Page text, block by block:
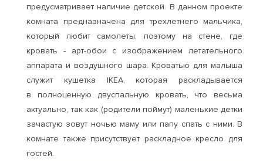
предусматривает наличие детской. В данном проекте
комната предназначена для трехлетнего мальчика,
который любит самолеты, поэтому на стене, где
кровать - арт-обои с изображением летательного
аппарата и воздушного шара. Кроватью для малыша
служит кушетка IKEA, которая раскладывается
в полноценную двуспальную кровать, что весьма
актуально, так как (родители поймут) маленькие детки
зачастую зовут ночью маму или папу спать с ними. В
комнате также присутствует раскладное кресло для
гостей.